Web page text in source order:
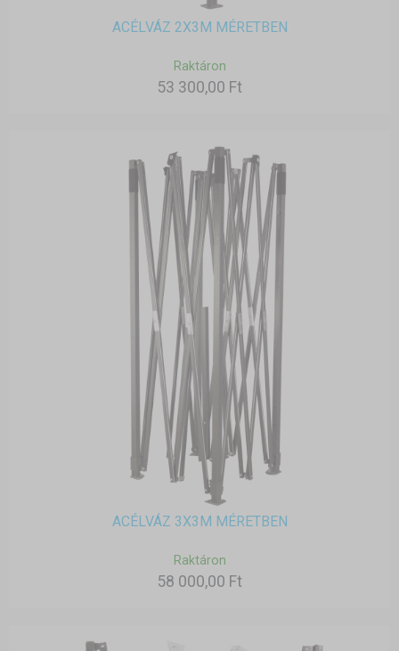
ACÉLVÁZ 2X3M MÉRETBEN
Raktáron
53 300,00 Ft
ACÉLVÁZ 3X3M MÉRETBEN
Raktáron
58 000,00 Ft